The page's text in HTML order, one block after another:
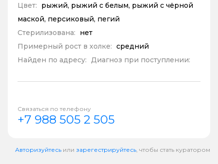
Цвет:
рыжий, рыжий с белым, рыжий с чёрной
маской, персиковый, пегий
Стерилизована:
нет
Примерный рост в холке: средний
Найден по адресу: Диагноз при поступлении:
Связаться по телефону
+7 988 505 2 505
Авторизуйтесь или зарегестрируйтесь , чтобы стать куратором